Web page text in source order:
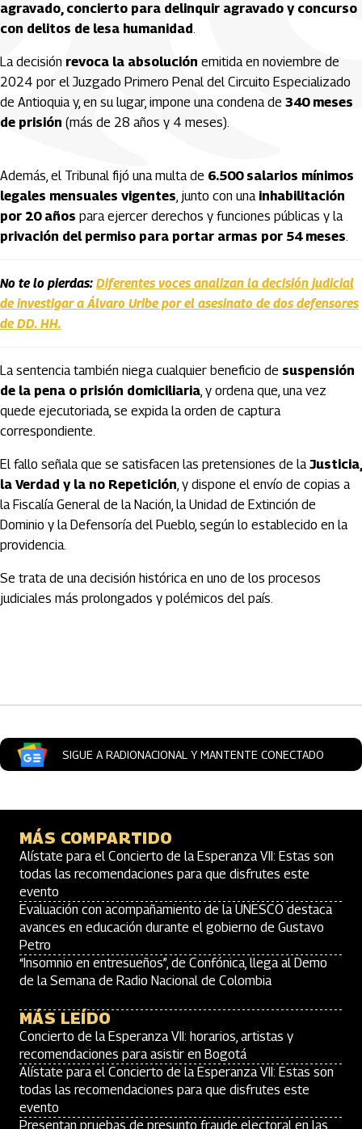
agravado, concierto para delinquir agravado y concurso
con delitos de lesa humanidad.
La decisión revoca la absolución emitida en noviembre de
2024 por el Juzgado Primero Penal del Circuito Especializado
de Antioquia y, en su lugar, impone una condena de 340 meses
de prisión (más de 28 años y 4 meses).
Además, el Tribunal fijó una multa de 6.500 salarios mínimos
legales mensuales vigentes, junto con una inhabilitación
por 20 años para ejercer derechos y funciones públicas y la
privación del permiso para portar armas por 54 meses.
No te lo pierdas: Diferentes voces analizan la decisión judicial
de investigar a Álvaro Uribe por el asesinato de dos defensores
de DD. HH.
La sentencia también niega cualquier beneficio de suspensión
de la pena o prisión domiciliaria, y ordena que, una vez
quede ejecutoriada, se expida la orden de captura
correspondiente.
El fallo señala que se satisfacen las pretensiones de laJusticia,
la Verdad y la no Repetición, y dispone el envío de copias a
la Fiscalía General de la Nación, la Unidad de Extinción de
Dominio y la Defensoría del Pueblo, según lo establecido en la
providencia.
Se trata de una decisión histórica en uno de los procesos
judiciales más prolongados y polémicos del país.
SIGUE A RADIONACIONAL Y MANTENTE CONECTADO
MÁS COMPARTIDO
Alístate para el Concierto de la Esperanza VII: Estas son
todas las recomendaciones para que disfrutes este
evento
Evaluación con acompañamiento de la UNESCO destaca
avances en educación durante el gobierno de Gustavo
Petro
“Insomnio en entresueños”, de Confónica, llega al Demo
de la Semana de Radio Nacional de Colombia
MÁS LEÍDO
Concierto de la Esperanza VII: horarios, artistas y
recomendaciones para asistir en Bogotá
Alístate para el Concierto de la Esperanza VII: Estas son
todas las recomendaciones para que disfrutes este
evento
Presentan pruebas de presunto fraude electoral en las